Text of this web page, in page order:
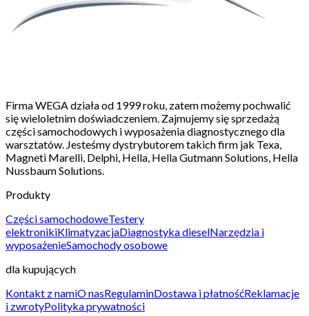
Firma WEGA działa od 1999 roku, zatem możemy pochwalić
się wieloletnim doświadczeniem. Zajmujemy się sprzedażą
części samochodowych i wyposażenia diagnostycznego dla
warsztatów. Jesteśmy dystrybutorem takich firm jak Texa,
Magneti Marelli, Delphi, Hella, Hella Gutmann Solutions, Hella
Nussbaum Solutions.
Produkty
Części samochodoweTestery
elektronikiKlimatyzacjaDiagnostyka dieselNarzędzia i
wyposażenieSamochody osobowe
dla kupujących
Kontakt z namiO nasRegulaminDostawa i płatnośćReklamacje
i zwrotyPolityka prywatności